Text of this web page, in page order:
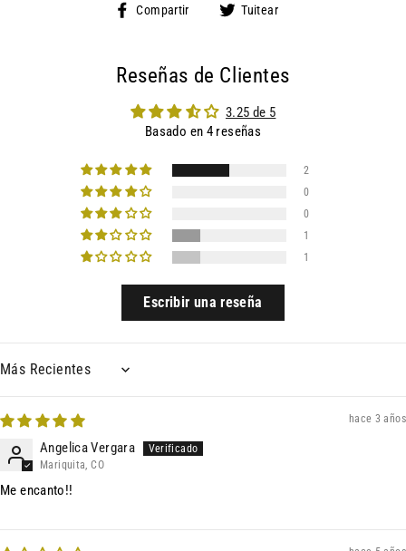
Compartir
CompartirTuitear
Reseñas de Clientes
3.25 de 5
Basado en 4 reseñas
2
0
0
1
1
Escribir una reseña
Sort by
hace 3 años
Angelica Vergara
Mariquita, CO
Me encanto!!